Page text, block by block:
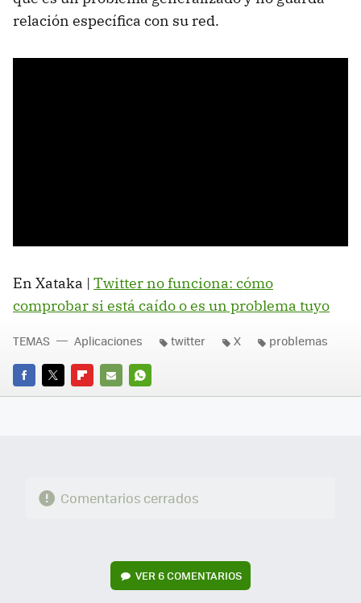
relación específica con su red.
En Xataka | Twitter no funciona: cómo
comprobar si está caído o es un problema tuyo
FACEBOOK
TWITTERFLIPBOARD
E-
WHATSAPP
TEMAS Aplicaciones twitter X problemas
Comentarios cerrados
VER 6 COMENTARIOS